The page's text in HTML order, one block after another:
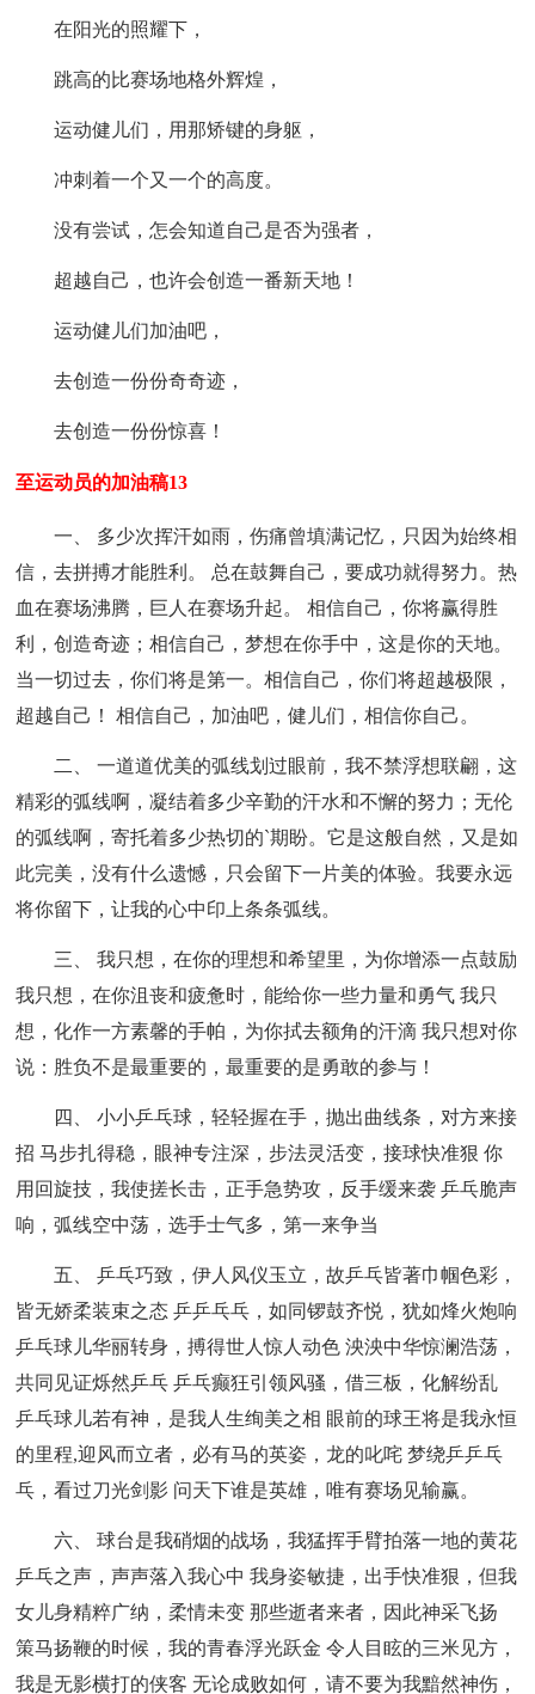
在阳光的照耀下，
跳高的比赛场地格外辉煌，
运动健儿们，用那矫键的身躯，
冲刺着一个又一个的高度。
没有尝试，怎会知道自己是否为强者，
超越自己，也许会创造一番新天地！
运动健儿们加油吧，
去创造一份份奇奇迹，
去创造一份份惊喜！
至运动员的加油稿13
一、 多少次挥汗如雨，伤痛曾填满记忆，只因为始终相
信，去拼搏才能胜利。 总在鼓舞自己，要成功就得努力。热
血在赛场沸腾，巨人在赛场升起。 相信自己，你将赢得胜
利，创造奇迹；相信自己，梦想在你手中，这是你的天地。
当一切过去，你们将是第一。相信自己，你们将超越极限，
超越自己！ 相信自己，加油吧，健儿们，相信你自己。
二、 一道道优美的弧线划过眼前，我不禁浮想联翩，这
精彩的弧线啊，凝结着多少辛勤的汗水和不懈的努力；无伦
的弧线啊，寄托着多少热切的`期盼。它是这般自然，又是如
此完美，没有什么遗憾，只会留下一片美的体验。我要永远
将你留下，让我的心中印上条条弧线。
三、 我只想，在你的理想和希望里，为你增添一点鼓励
我只想，在你沮丧和疲惫时，能给你一些力量和勇气 我只
想，化作一方素馨的手帕，为你拭去额角的汗滴 我只想对你
说：胜负不是最重要的，最重要的是勇敢的参与！
四、 小小乒乓球，轻轻握在手，抛出曲线条，对方来接
招 马步扎得稳，眼神专注深，步法灵活变，接球快准狠 你
用回旋技，我使搓长击，正手急势攻，反手缓来袭 乒乓脆声
响，弧线空中荡，选手士气多，第一来争当
五、 乒乓巧致，伊人风仪玉立，故乒乓皆著巾帼色彩，
皆无娇柔装束之态 乒乒乓乓，如同锣鼓齐悦，犹如烽火炮响
乒乓球儿华丽转身，搏得世人惊人动色 泱泱中华惊澜浩荡，
共同见证烁然乒乓 乒乓癫狂引领风骚，借三板，化解纷乱
乒乓球儿若有神，是我人生绚美之相 眼前的球王将是我永恒
的里程,迎风而立者，必有马的英姿，龙的叱咤 梦绕乒乒乓
乓，看过刀光剑影 问天下谁是英雄，唯有赛场见输赢。
六、 球台是我硝烟的战场，我猛挥手臂拍落一地的黄花
乒乓之声，声声落入我心中 我身姿敏捷，出手快准狠，但我
女儿身精粹广纳，柔情未变 那些逝者来者，因此神采飞扬
策马扬鞭的时候，我的青春浮光跃金 令人目眩的三米见方，
我是无影横打的侠客 无论成败如何，请不要为我黯然神伤，